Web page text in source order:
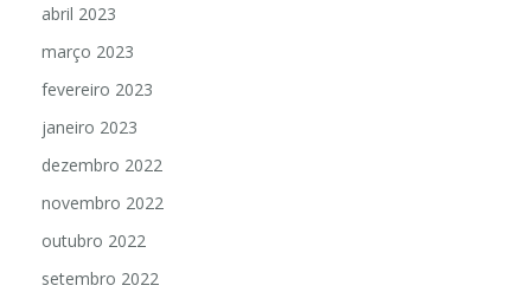
abril 2023
março 2023
fevereiro 2023
janeiro 2023
dezembro 2022
novembro 2022
outubro 2022
setembro 2022